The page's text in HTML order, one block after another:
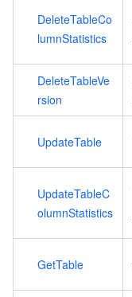
DeleteTableCo
lumnStatistics
DeleteTableVe
rsion
UpdateTable
UpdateTableC
olumnStatistics
GetTable